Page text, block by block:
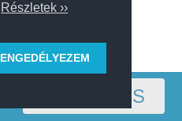
Részletek ››
ENGEDÉLYEZEM
SZŰRÉS